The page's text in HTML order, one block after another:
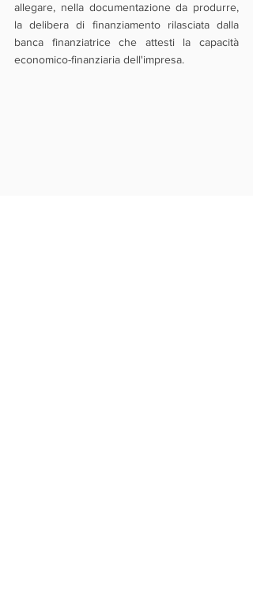
allegare, nella documentazione da produrre,
la delibera di finanziamento rilasciata dalla
banca finanziatrice che attesti la capacità
economico-finanziaria dell'impresa.